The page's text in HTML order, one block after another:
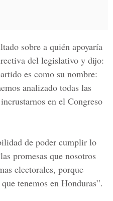
sobre a quién apoyaría
del legislativo y dijo:
es como su nombre:
analizado todas las
en el Congreso
de poder cumplir lo
promesas que nosotros
electorales, porque
tenemos en Honduras”.